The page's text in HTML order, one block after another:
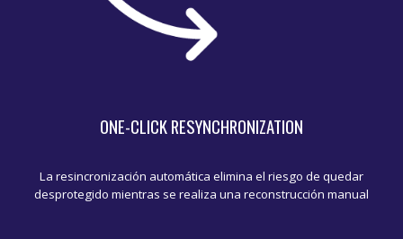
ONE-CLICK RESYNCHRONIZATION
La resincronización automática elimina el riesgo de quedar
desprotegido mientras se realiza una reconstrucción manual